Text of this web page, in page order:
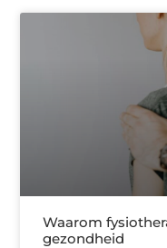
Waarom
gezondheid